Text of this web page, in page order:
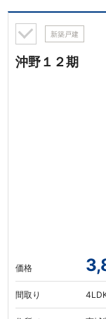
新築戸建
沖野１２期
価格
間取り